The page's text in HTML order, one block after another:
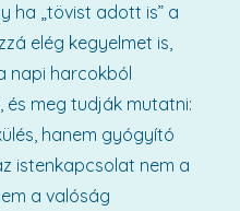
ha „tövist adott is” a
elég kegyelmet is,
napi harcokból
és meg tudják mutatni:
hanem gyógyító
istenkapcsolat nem a
a valóság